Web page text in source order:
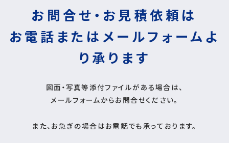
お問合せ・お見積依頼は
お電話またはメールフォームよ
り 承ります
図面・写真等添付ファイルがある場合は、
メールフォームからお問合せください。
また、お急ぎの場合はお電話でも承っております。